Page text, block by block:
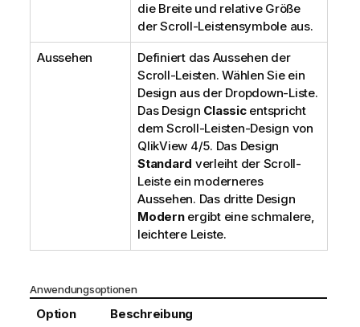
die Breite und relative Größe
der Scroll-Leistensymbole aus.
Aussehen
Definiert das Aussehen der
Scroll-Leisten. Wählen Sie ein
Design aus der Dropdown-Liste.
Das Design Classicentspricht
dem Scroll-Leisten-Design von
QlikView 4/5. Das Design
Standard verleiht der Scroll-
Leiste ein moderneres
Aussehen. Das dritte Design
Modernergibt eine schmalere,
leichtere Leiste.
Anwendungsoptionen
Option Beschreibung